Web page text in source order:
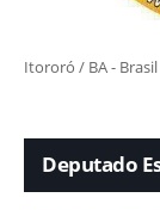
Itororó / BA -
Deputado